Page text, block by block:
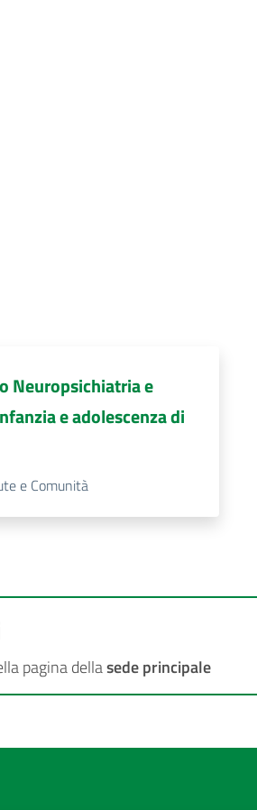
Neuropsichiatria e
e adolescenza di
e Comunità
pagina dellasede principale